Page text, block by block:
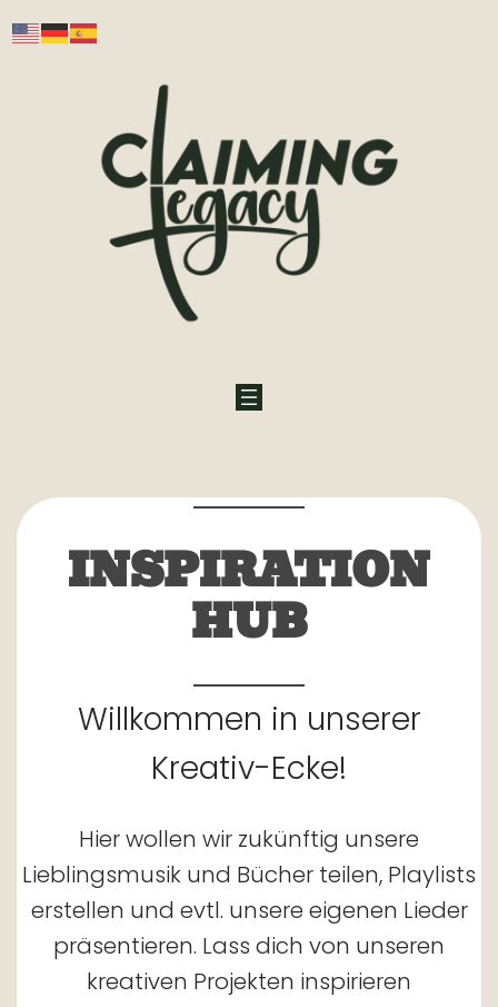
INSPIRATION
HUB
Willkommen in unserer
Kreativ-Ecke!
Hier wollen wir zukünftig unsere
Lieblingsmusik und Bücher teilen, Playlists
erstellen und evtl. unsere eigenen Lieder
präsentieren. Lass dich von unseren
kreativen Projekten inspirieren